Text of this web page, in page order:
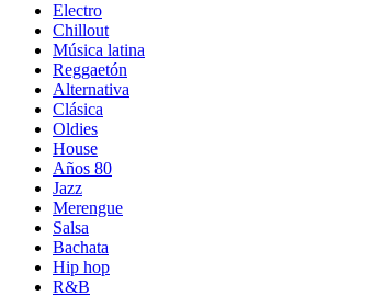
Electro
Chillout
Música latina
Reggaetón
Alternativa
Clásica
Oldies
House
Años 80
Jazz
Merengue
Salsa
Bachata
Hip hop
R&B